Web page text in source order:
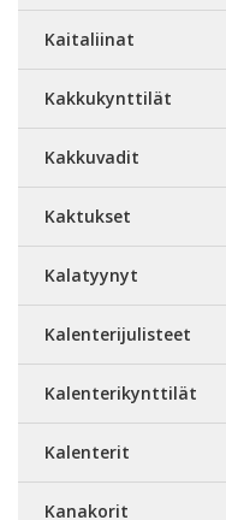
Kaitaliinat
Kakkukynttilät
Kakkuvadit
Kaktukset
Kalatyynyt
Kalenterijulisteet
Kalenterikynttilät
Kalenterit
Kanakorit